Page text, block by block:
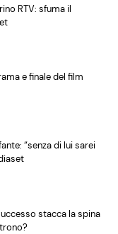
RTV: sfuma il
e finale del film
“senza di lui sarei
stacca la spina